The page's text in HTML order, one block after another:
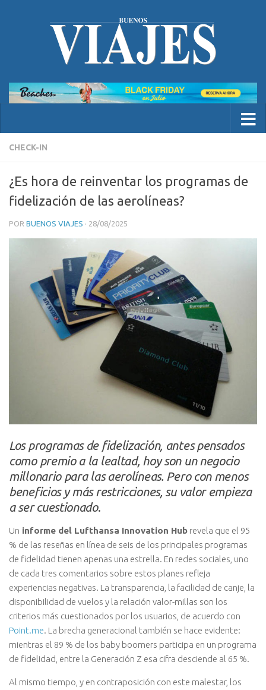
CHECK-IN
¿Es hora de reinventar los programas de
fidelización de las aerolíneas?
POR BUENOS VIAJES · 28/08/2025
Los programas de fidelización, antes pensados
como premio a la lealtad, hoy son un negocio
millonario para las aerolíneas. Pero con menos
beneficios y más restricciones, su valor empieza
a ser cuestionado.
Un informe del Lufthansa Innovation Hub revela que el 95
% de las reseñas en línea de seis de los principales programas
de fidelidad tienen apenas una estrella. En redes sociales, uno
de cada tres comentarios sobre estos planes refleja
experiencias negativas. La transparencia, la facilidad de canje, la
disponibilidad de vuelos y la relación valor-millas son los
criterios más cuestionados por los usuarios, de acuerdo con
Point.me. La brecha generacional también se hace evidente:
mientras el 89 % de los baby boomers participa en un programa
de fidelidad, entre la Generación Z esa cifra desciende al 65 %.
Al mismo tiempo, y en contraposición con este malestar, los